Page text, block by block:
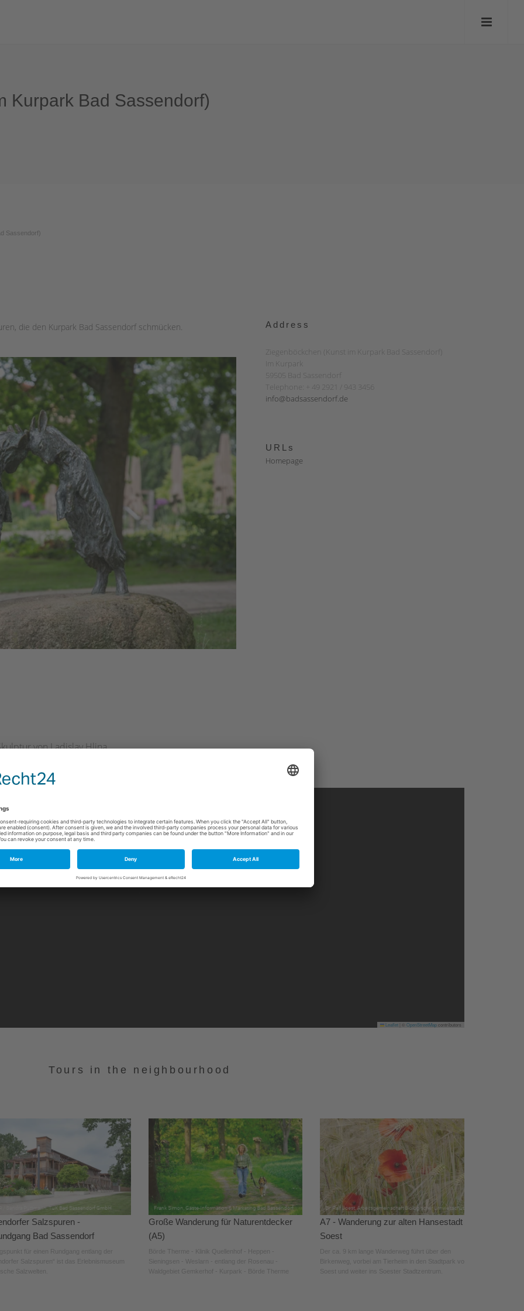
Kurpark Bad Sassendorf)
Sassendorf)
die den Kurpark Bad Sassendorf schmücken. Address
Ziegenböckchen (Kunst im Kurpark Bad Sassendorf)
Im Kurpark
59505 Bad Sassendorf
Telephone: + 49 2921 / 943 3456
info@badsassendorf.de
URLs
Homepage
von Ladislav Hlina.
Leaflet OpenStreetMapcontributors
Tours in the neighbourhood
Salzspuren -
Bad Sassendorf
für einen Rundgang entlang der
Salzspuren“ ist das Erlebnismuseum
Salzwelten.
Große Wanderung für Naturentdecker
(A5)
Börde Therme - Klinik Quellenhof - Heppen -
Sieningsen - Weslarn - entlang der Rosenau -
Waldgebiet Gemkerhof - Kurpark - Börde Therme
A7 - Wanderung zur alten Hansestadt
Soest
Der ca. 9 km lange Wanderweg führt über den
Birkenweg, vorbei am Tierheim in den Stadtpark von
Soest und weiter ins Soester Stadtzentrum.